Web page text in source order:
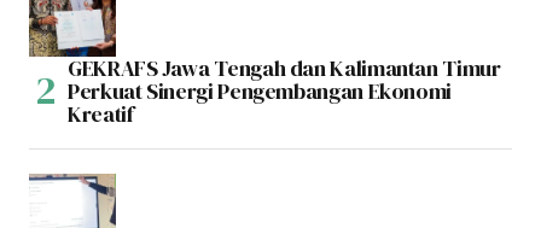
GEKRAFS Jawa Tengah dan Kalimantan Timur
Perkuat Sinergi Pengembangan Ekonomi
Kreatif